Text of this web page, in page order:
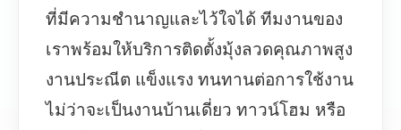
ที่มีความชำนาญและไว้ใจได้ ทีมงานของ
เราพร้อมให้บริการติดตั้งมุ้งลวดคุณภาพสูง
งานประณีต แข็งแรง ทนทานต่อการใช้งาน
ไม่ว่าจะเป็นงานบ้านเดี่ยว ทาวน์โฮม หรือ